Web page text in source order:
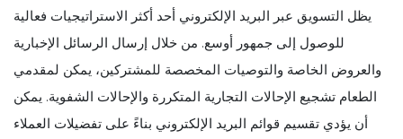
يظل التسويق عبر البريد الإلكتروني أحد أكثر الاستراتيجيات فعالية
للوصول إلى جمهور أوسع. من خلال إرسال الرسائل الإخبارية
والعروض الخاصة والتوصيات المخصصة للمشتركين، يمكن لمقدمي
الطعام تشجيع الإحالات التجارية المتكررة والإحالات الشفوية. يمكن
أن يؤدي تقسيم قوائم البريد الإلكتروني بناءً على تفضيلات العملاء